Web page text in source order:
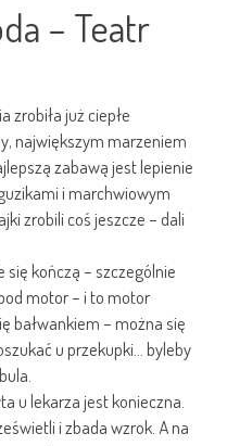
– Teatr
zrobiła już ciepłe
największym marzeniem
zabawą jest lepienie
i marchwiowym
zrobili coś jeszcze – dali
się kończą – szczególnie
motor – i to motor
bałwankiem – można się
u przekupki… byleby
u lekarza jest konieczna.
i zbada wzrok. A na